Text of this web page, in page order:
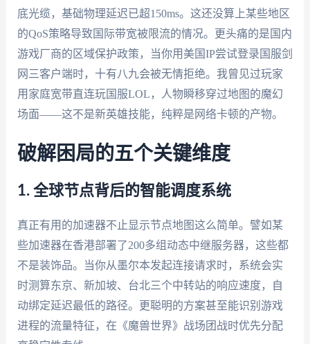
底光缆，基础物理延迟已超150ms。这还没算上某些地区
的QoS策略导致国际带宽被限流的情况。更头痛的是国内
游戏厂商的区域保护政策，当你用美国IP尝试登录国服剑
网三客户端时，十有八九会被无情拒绝。我曾见过玩家
用家庭宽带直连玩国服LOL，人物瞬移穿过地图的魔幻
场面——这不是新英雄技能，纯粹是网络卡顿的产物。
破解困局的五个关键维度
1. 全球节点背后的智能调度系统
真正有用的加速器不止显示节点地图这么简单。譬如某
些加速器在香港部署了200多组动态中继服务器，这些都
不是装饰品。当你从墨尔本发起连接请求时，系统会实
时测算东京、新加坡、台北三个中转站的响应速度，自
动绑定延迟最低的路径。更聪明的方案甚至能识别游戏
进程的流量特征，在《魔兽世界》战场团战时优先分配